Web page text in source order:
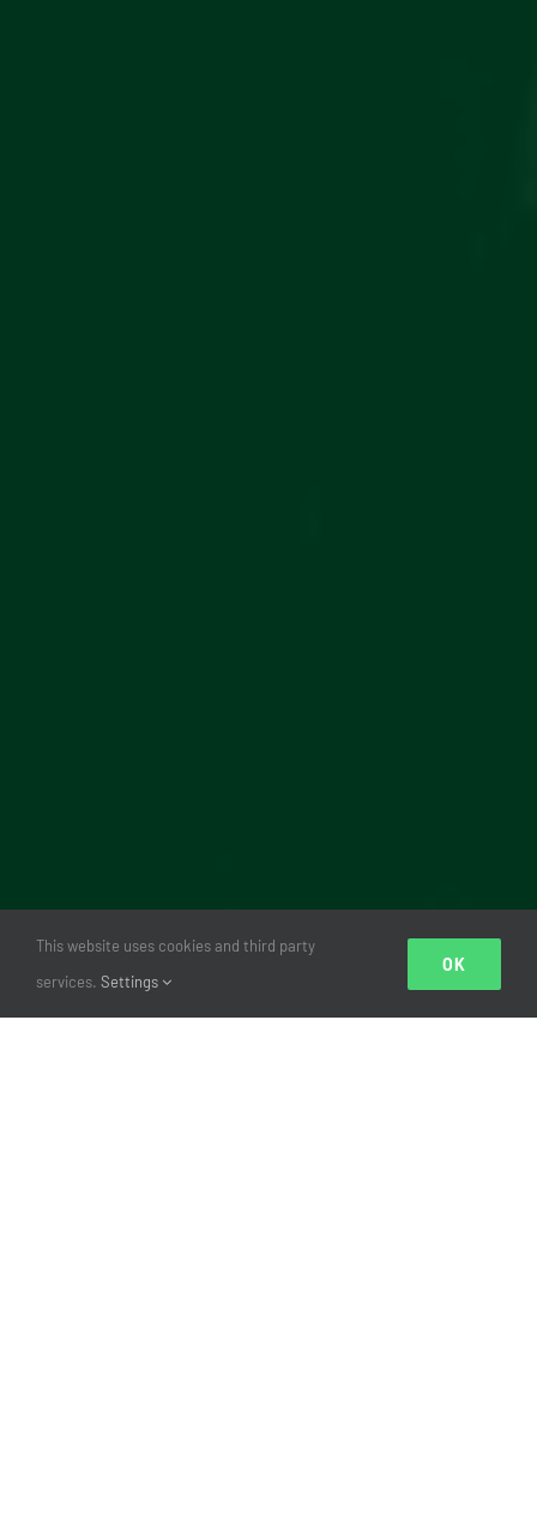
This website uses cookies and third party
services. Settings
OK